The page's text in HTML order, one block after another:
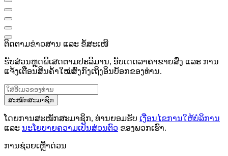
ຕິດຕາມຂ່າວສານ ແລະ ຂໍ້ສະເໜີ
ຮັບສ່ວນຫຼຸດພິເສດຕາມປະລິມານ, ອັບເດດລາຄາຂາຍສົ່ງ ແລະ ການ
ແຈ້ງເຕືອນສິນຄ້າໃໝ່ສົ່ງກົງເຖິງອິນບັອກຂອງທ່ານ.
ສະໝັກສະມາຊິກ
ໂດຍການສະໝັກສະມາຊິກ, ທ່ານຍອມຮັບ ເງື່ອນໄຂການໃຫ້ບໍລິການ
ແລະ ນະໂຍບາຍຄວາມເປັນສ່ວນຕົວ ຂອງພວກເຮົາ.
ການຊ່ວຍເຫຼືໍາດ່ວນ